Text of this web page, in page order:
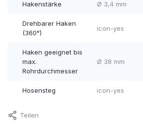
Hakenstärke Ø 3,4 mm
Drehbarer Haken
(360°)
icon-yes
Haken geeignet bis
max.
Rohrdurchmesser
Ø 38 mm
Hosensteg icon-yes
Teilen